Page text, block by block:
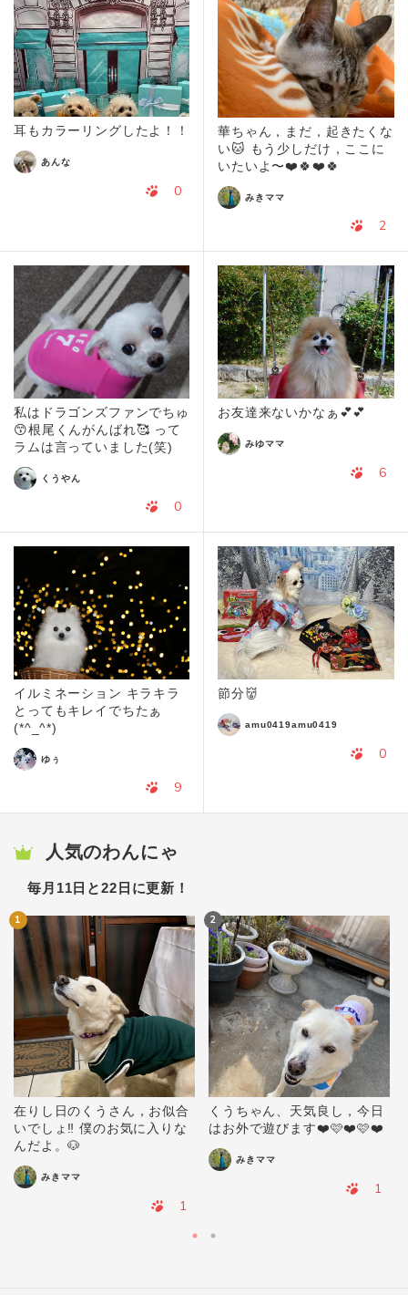
耳もカラーリングしたよ！！
あんな
0
華ちゃん，まだ，起きたくな
い🐱 もう少しだけ，ここに
いたいよ〜❤️🍀❤️🍀
みきママ
2
私はドラゴンズファンでちゅ
😙根尾くんがんばれ🥰 って
ラムは言っていました(笑)
くうやん
0
お友達来ないかなぁ💕💕
みゆママ
6
イルミネーション キラキラ
とってもキレイでちたぁ
(*^_^*)
ゆぅ
9
節分👹
amu0419amu0419
0
人気のわんにゃ
毎月11日と22日に更新！
1
在りし日のくうさん，お似合
いでしょ‼️ 僕のお気に入りな
んだよ。🐶
みきママ
1
2
くうちゃん、天気良し，今日
はお外で遊びます❤️🩷❤️🩷❤️
みきママ
1